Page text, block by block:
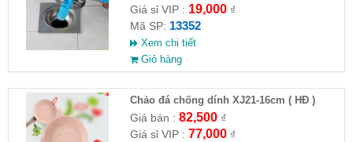
Giá sỉ VIP : 19,000₫
Mã SP: 13352
Xem chi tiết
Giỏ hàng
Chảo đá chống dính XJ21-16cm ( HĐ )
Giá bán : 82,500₫
Giá sỉ VIP : 77,000₫